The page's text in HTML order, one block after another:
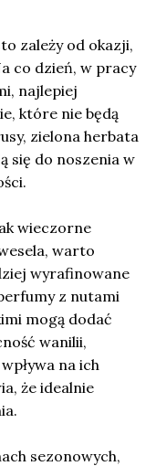
zależy od okazji,
co dzień, w pracy
najlepiej
które nie będą
zielona herbata
się do noszenia w
wieczorne
warto
wyrafinowane
z nutami
mogą dodać
wanilii,
na ich
że idealnie
sezonowych,